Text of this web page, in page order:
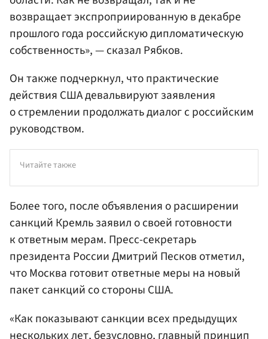
возвращает экспроприированную в декабре
прошлого года российскую дипломатическую
собственность», — сказал Рябков.
Он также подчеркнул, что практические
действия США девальвируют заявления
о стремлении продолжать диалог с российским
руководством.
Читайте также
Более того, после объявления о расширении
санкций Кремль заявил о своей готовности
к ответным мерам. Пресс-секретарь
президента России Дмитрий Песков отметил,
что Москва готовит ответные меры на новый
пакет санкций со стороны США.
«Как показывают санкции всех предыдущих
нескольких лет, безусловно, главный принцип